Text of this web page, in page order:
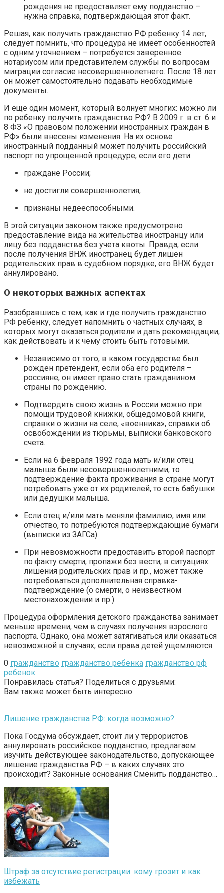
рождения не предоставляет ему подданство –
нужна справка, подтверждающая этот факт.
Решая, как получить гражданство РФ ребенку 14 лет,
следует помнить, что процедура не имеет особенностей
с одним уточнением – потребуется заверенное
нотариусом или представителем службы по вопросам
миграции согласие несовершеннолетнего. После 18 лет
он может самостоятельно подавать необходимые
документы.
И еще один момент, который волнует многих: можно ли
по ребенку получить гражданство РФ? В 2009 г. в ст. 6 и
8 ФЗ «О правовом положении иностранных граждан в
РФ» были внесены изменения. На их основе
иностранный подданный может получить российский
паспорт по упрощенной процедуре, если его дети:
граждане России;
не достигли совершеннолетия;
признаны недееспособными.
В этой ситуации законом также предусмотрено
предоставление вида на жительства иностранцу или
лицу без подданства без учета квоты. Правда, если
после получения ВНЖ иностранец будет лишен
родительских прав в судебном порядке, его ВНЖ будет
аннулировано.
О некоторых важных аспектах
Разобравшись с тем, как и где получить гражданство
РФ ребенку, следует напомнить о частных случаях, в
которых могут оказаться родители и дать рекомендации,
как действовать и к чему стоить быть готовыми.
Независимо от того, в каком государстве был
рожден претендент, если оба его родителя –
россияне, он имеет право стать гражданином
страны по рождению.
Подтвердить свою жизнь в России можно при
помощи трудовой книжки, общедомовой книги,
справки о жизни на селе, «военника», справки об
освобождении из тюрьмы, выписки банковского
счета.
Если на 6 февраля 1992 года мать и/или отец
малыша были несовершеннолетними, то
подтверждение факта проживания в стране могут
потребовать уже от их родителей, то есть бабушки
или дедушки малыша.
Если отец и/или мать меняли фамилию, имя или
отчество, то потребуются подтверждающие бумаги
(выписки из ЗАГСа).
При невозможности предоставить второй паспорт
по факту смерти, пропажи без вести, в ситуациях
лишения родительских прав и пр., может также
потребоваться дополнительная справка-
подтверждение (о смерти, о неизвестном
местонахождении и пр.).
Процедура оформления детского гражданства занимает
меньше времени, чем в случаях получения взрослого
паспорта. Однако, она может затягиваться или оказаться
невозможной в случаях, если права детей ущемляются.
0 гражданство гражданство ребенка гражданство рф
ребенок
Понравилась статья? Поделиться с друзьями:
Вам также может быть интересно
Лишение гражданства РФ: когда возможно?
Пока Госдума обсуждает, стоит ли у террористов
аннулировать российское подданство, предлагаем
изучить действующее законодательство, допускающее
лишение гражданства РФ – в каких случаях это
происходит? Законные основания Сменить подданство…
Штраф за отсутствие регистрации: кому грозит и как
избежать